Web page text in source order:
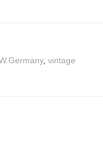
, vintage